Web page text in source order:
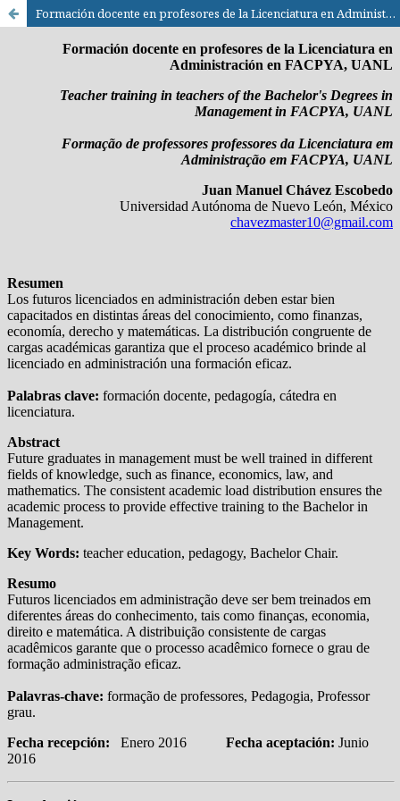
Formación docente en profesores de la Licenciatura en Administración en FACPYA, UANL / Teacher training in teachers of the Bachelor's Degrees in Management in FACPYA, UANL